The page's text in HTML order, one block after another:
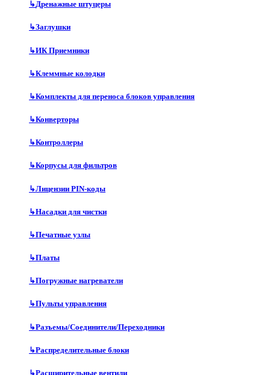
↳Дренажные штуцеры
↳Заглушки
↳ИК Приемники
↳Клеммные колодки
↳Комплекты для переноса блоков управления
↳Конверторы
↳Контроллеры
↳Корпусы для фильтров
↳Лицензии PIN-коды
↳Насадки для чистки
↳Печатные узлы
↳Платы
↳Погружные нагреватели
↳Пульты управления
↳Разъемы/Соединители/Переходники
↳Распределительные блоки
↳Расширительные вентили